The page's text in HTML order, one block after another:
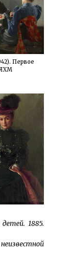
Первое
ЯХМ
1885.